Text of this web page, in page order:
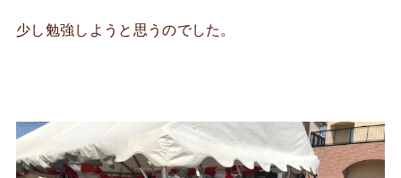
少し勉強しようと思うのでした。